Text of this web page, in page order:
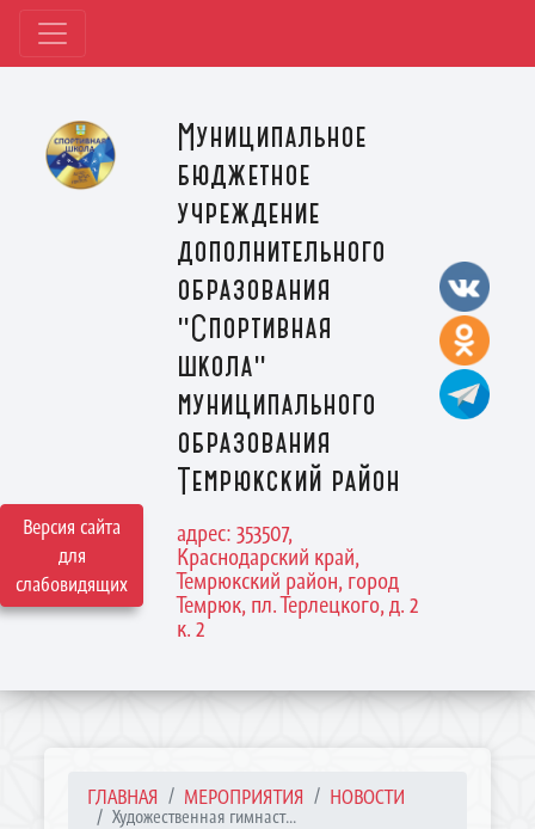
Версия сайта
для
слабовидящих
Муниципальное
бюджетное
учреждение
дополнительного
образования
"Спортивная
школа"
муниципального
образования
Темрюкский район
адрес: 353507,
Краснодарский край,
Темрюкский район, город
Темрюк, пл. Терлецкого, д. 2
к. 2
ГЛАВНАЯ МЕРОПРИЯТИЯ НОВОСТИ
Художественная гимнаст...